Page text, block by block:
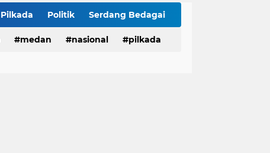
Pilkada Politik Serdang Bedagai
medan nasional pilkada